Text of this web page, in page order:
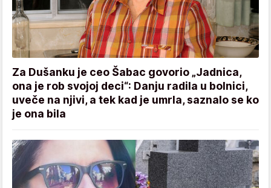
Za Dušanku je ceo Šabac govorio „Jadnica,
ona je rob svojoj deci“: Danju radila u bolnici,
uveče na njivi, a tek kad je umrla, saznalo se ko
je ona bila